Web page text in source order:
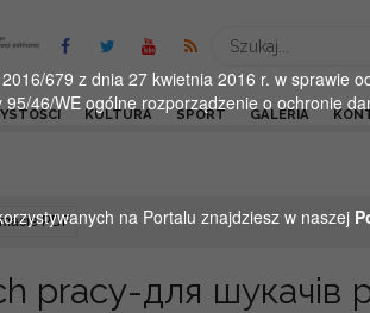
Wyszukaj
KULTURA SPORT GALERIA
PDF
pracy-для шукачів
679 z dnia 27 kwietnia 2016 r. w sprawie
46/WE ogólne rozporządzenie o ochronie
na Portalu znajdziesz w naszej